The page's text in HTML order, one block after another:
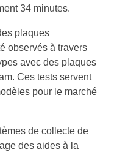
34 minutes.
plaques
observés à travers
avec des plaques
Ces tests servent
pour le marché
de collecte de
des aides à la